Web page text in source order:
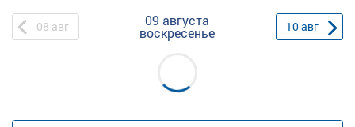
08 авг 09 августа
воскресенье 10авг